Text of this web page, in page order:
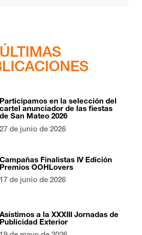
ÚLTIMAS
Participamos en la selección del
cartel anunciador de las fiestas
de San Mateo 2026
27 de junio de 2026
Campañas Finalistas IV Edición
Premios OOHLovers
17 de junio de 2026
Asistimos a la XXXIII Jornadas de
Publicidad Exterior